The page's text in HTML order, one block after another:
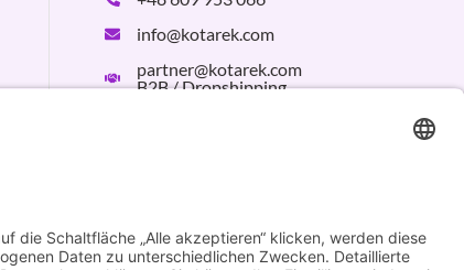
info@kotarek.com
partner@kotarek.com
B2B / Dropshipping
Design byKB WebStudio